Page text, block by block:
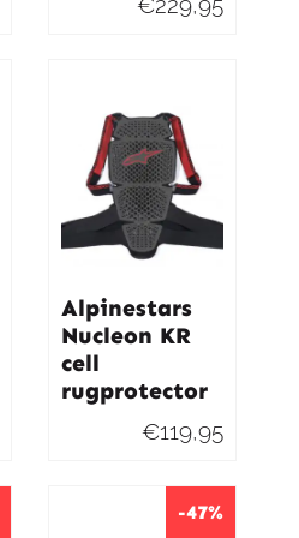
Alpinestars
Nucleon KR
cell
rugprotector
€119,95
-47%